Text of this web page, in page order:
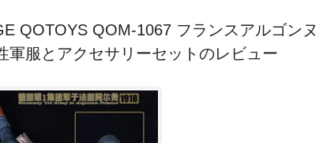
QOTOYS QOM-1067 フランスアルゴンヌ
軍服とアクセサリーセットのレビュー